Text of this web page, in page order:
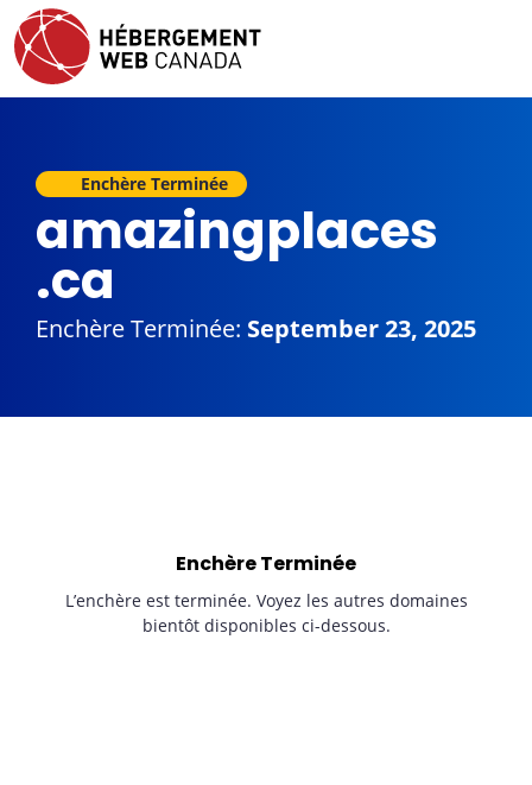
Enchère Terminée
amazingplaces
.ca
Enchère Terminée: September 23, 2025
Enchère Terminée
L’enchère est terminée. Voyez les autres domaines
bientôt disponibles ci-dessous.